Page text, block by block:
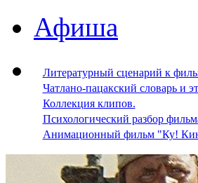
Афиша
Литературный сценарий к
Чатлано-пацакский словарь и
Коллекция клипов.
Психологический разбор
Анимационный фильм "Ку!